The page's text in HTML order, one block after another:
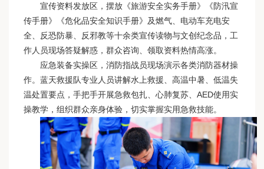
宣传资料发放区，摆放《旅游安全实务手册》《防汛宣
传手册》《危化品安全知识手册》及燃气、电动车充电安
全、反恐防暴、反邪教等十余类宣传读物与文创纪念品，工
作人员现场答疑解惑，群众咨询、领取资料热情高涨。
应急装备实操区，消防指战员现场演示各类消防器材操
作。蓝天救援队专业人员讲解水上救援、高温中暑、低温失
温处置要点，手把手开展急救包扎、心肺复苏、AED使用实
操教学，组织群众亲身体验，切实掌握实用急救技能。